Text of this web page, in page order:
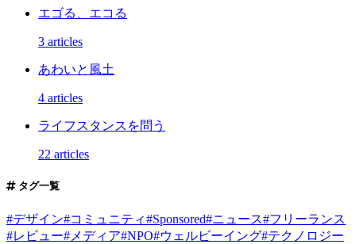
エゴる、エコる
3 articles
あわいと風土
4 articles
ライフスタンスを問う
22 articles
タグ一覧
#デザイン#コミュニティ#Sponsored#ニュース#フリーランス
#レビュー# メディア#NPO#ウェルビーイング#テクノロジー